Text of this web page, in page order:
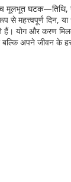
मूलभूत
महत्त्वपूर्ण दिन, या
हैं। योग और करण
बल्कि अपने जीवन के